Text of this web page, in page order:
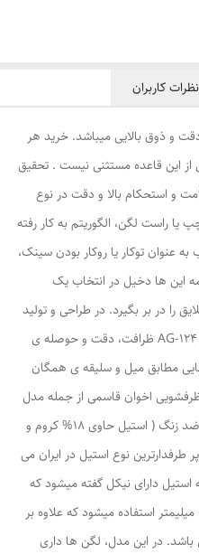
نظرات کاربران
و ذوق بالایی میباشد. خرید هر
این قاعده مستثنی نیست . تحقیق
و استحکام بالا و دقت در نوع
یا راست لگن، الگوریتم به کار رفته
عنوان توکار یا روکار بودن سینک،
این ها دخیل در انتخاب یک
را در بر بگیرد. در طراحی و تولید
سینک های اخوان قاسمی از جمله مدل AG-124 ظرافت، دقت و حوصله ی
مطابق میل و سلیقه ی همگان
اخوان قاسمی از جمله مدل
AG-124 از ورق استیل 304 ، براق نگیر ضد زنگ ( استیل حاوی 18% کروم و
نامند که از پر طرفدارترین نوع استیل در ایران می
دارای نیکل گفته میشود که
جذب آهن ربا نمی شود) با ضخامت 0/۵ میلیمتر استفاده میشود که علاوه بر
باشد. در این مدل، لگن ها داری